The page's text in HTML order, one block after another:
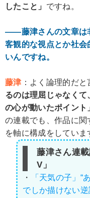
したこと」 ですね。
――藤津さんの文章は
客観的な視点とか社
いんですね。
藤津 ：よく論理的だ
るのは理屈じゃなく
の心が動いたポイント
の連載でも、作品に関
を軸に構成をしていま
藤津さん連
V」
・
「天気の子」“
でしか描けない